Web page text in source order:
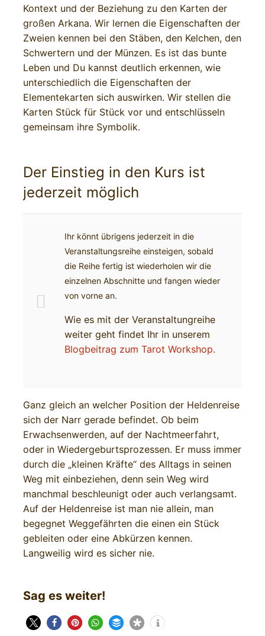
Kontext und der Beziehung zu den Karten der
großen Arkana. Wir lernen die Eigenschaften der
Zweien kennen bei den Stäben, den Kelchen, den
Schwertern und der Münzen. Es ist das bunte
Leben und Du kannst deutlich erkennen, wie
unterschiedlich die Eigenschaften der
Elementekarten sich auswirken. Wir stellen die
Karten Stück für Stück vor und entschlüsseln
gemeinsam ihre Symbolik.
Der Einstieg in den Kurs ist
jederzeit möglich
Ihr könnt übrigens jederzeit in die
Veranstaltungsreihe einsteigen, sobald
die Reihe fertig ist wiederholen wir die
einzelnen Abschnitte und fangen wieder
von vorne an.
Wie es mit der Veranstaltungreihe
weiter geht findet Ihr in unserem
Blogbeitrag zum Tarot Workshop.
Ganz gleich an welcher Position der Heldenreise
sich der Narr gerade befindet. Ob beim
Erwachsenwerden, auf der Nachtmeerfahrt,
oder in Wiedergeburtsprozessen. Er muss immer
durch die „kleinen Kräfte“ des Alltags in seinen
Weg mit einbeziehen, denn sein Weg wird
manchmal beschleunigt oder auch verlangsamt.
Auf der Heldenreise ist man nie allein, man
begegnet Weggefährten die einen ein Stück
gebleiten oder eine Abkürzen kennen.
Langweilig wird es sicher nie.
Sag es weiter!